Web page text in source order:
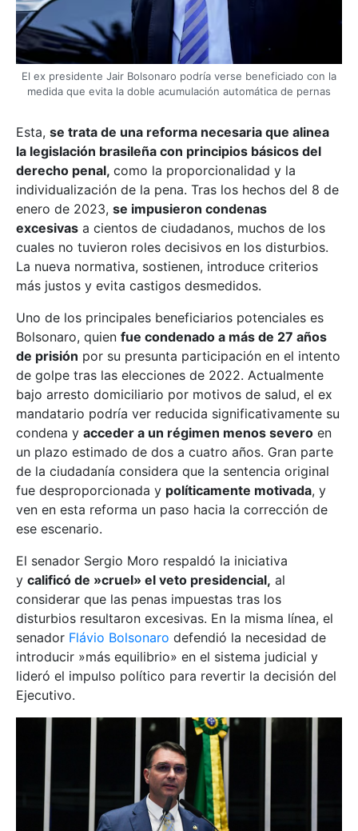
El ex presidente Jair Bolsonaro podría verse beneficiado con la
medida que evita la doble acumulación automática de pernas
Esta, se trata de una reforma necesaria que alinea
la legislación brasileña con principios básicos del
derecho penal, como la proporcionalidad y la
individualización de la pena. Tras los hechos del 8 de
enero de 2023, se impusieron condenas
excesivas a cientos de ciudadanos, muchos de los
cuales no tuvieron roles decisivos en los disturbios.
La nueva normativa, sostienen, introduce criterios
más justos y evita castigos desmedidos.
Uno de los principales beneficiarios potenciales es
Bolsonaro, quien fue condenado a más de 27 años
de prisión por su presunta participación en el intento
de golpe tras las elecciones de 2022. Actualmente
bajo arresto domiciliario por motivos de salud, el ex
mandatario podría ver reducida significativamente su
condena y acceder a un régimen menos severo en
un plazo estimado de dos a cuatro años. Gran parte
de la ciudadanía considera que la sentencia original
fue desproporcionada y políticamente motivada, y
ven en esta reforma un paso hacia la corrección de
ese escenario.
El senador Sergio Moro respaldó la iniciativa
y calificó de »cruel» el veto presidencial, al
considerar que las penas impuestas tras los
disturbios resultaron excesivas. En la misma línea, el
senador Flávio Bolsonaro defendió la necesidad de
introducir »más equilibrio» en el sistema judicial y
lideró el impulso político para revertir la decisión del
Ejecutivo.